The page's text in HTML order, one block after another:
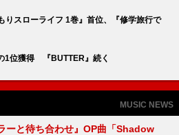
りスローライフ 1巻』首位、『修学旅行で
1位獲得 『BUTTER』続く
MUSIC NEWS
ーと待ち合わせ』OP曲「Shadow